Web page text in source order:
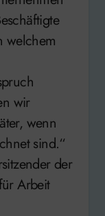
welchem
wir
wenn
sind.“
der
Arbeit